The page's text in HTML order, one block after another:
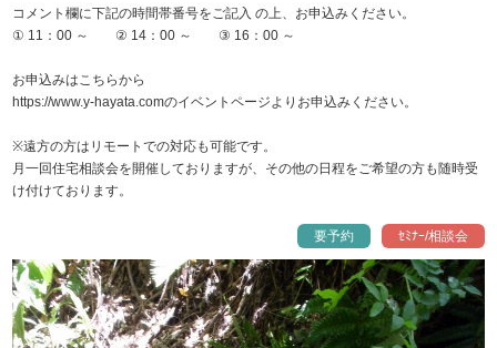
コメント欄に下記の時間帯番号をご記入 の上、お申込みください。
① 11：00 ～ ② 14：00 ～ ③ 16：00 ～
お申込みはこちらから
https://www.y-hayata.comのイベントページよりお申込みください。
※遠方の方はリモートでの対応も可能です。
月一回住宅相談会を開催しておりますが、その他の日程をご希望の方も随時受
け付けております。
ｾﾐﾅｰ/相談会
要予約